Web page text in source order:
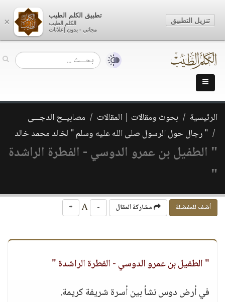
الرئيسية بحوث ومقالات | المقالات
مصابيــح الدجـــى
" رجال حول الرسول صلى الله عليه وسلم " لخالد محمد خالد
" الطفيل بن عمرو الدوسي - الفطرة الراشدة
"
أضف للمفضلة مشاركة المقال -
+
" الطفيل بن عمرو الدوسي - الفطرة الراشدة "
في أرض دوس نشأ بين أسرة شريفة كريمة.
×
تطبيق الكلم الطيب
الكلم الطيب
مجاني - بدون إعلانات
تنزيل التطبيق